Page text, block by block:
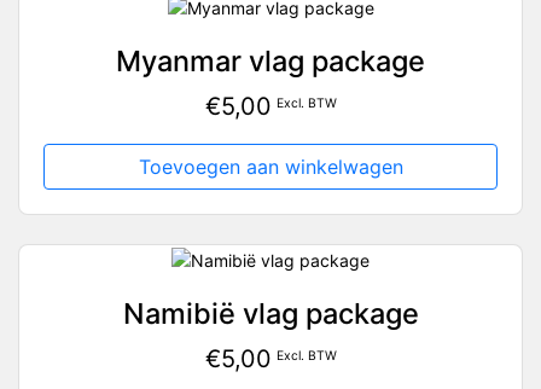
Myanmar vlag package
€5,00 Excl. BTW
Toevoegen aan winkelwagen
Namibië vlag package
€5,00 Excl. BTW